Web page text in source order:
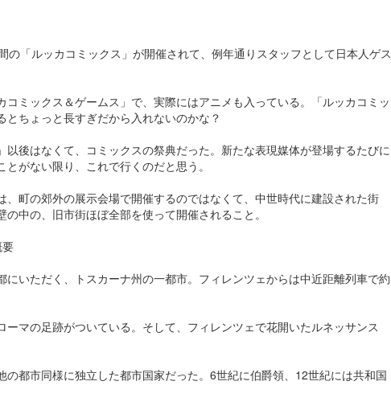
の「ルッカコミックス」が開催されて、例年通りスタッフとして日本人ゲス
ミックス＆ゲームス」で、実際にはアニメも入っている。「ルッカコミッ
ちょっと長すぎだから入れないのかな？
後はなくて、コミックスの祭典だった。新たな表現媒体が登場するたびに
がない限り、これで行くのだと思う。
、町の郊外の展示会場で開催するのではなくて、中世時代に建設された街
の中の、旧市街ほぼ全部を使って開催されること。
いただく、トスカーナ州の一都市。フィレンツェからは中近距離列車で約
マの足跡がついている。そして、フィレンツェで花開いたルネッサンス
都市同様に独立した都市国家だった。6世紀に伯爵領、12世紀には共和国